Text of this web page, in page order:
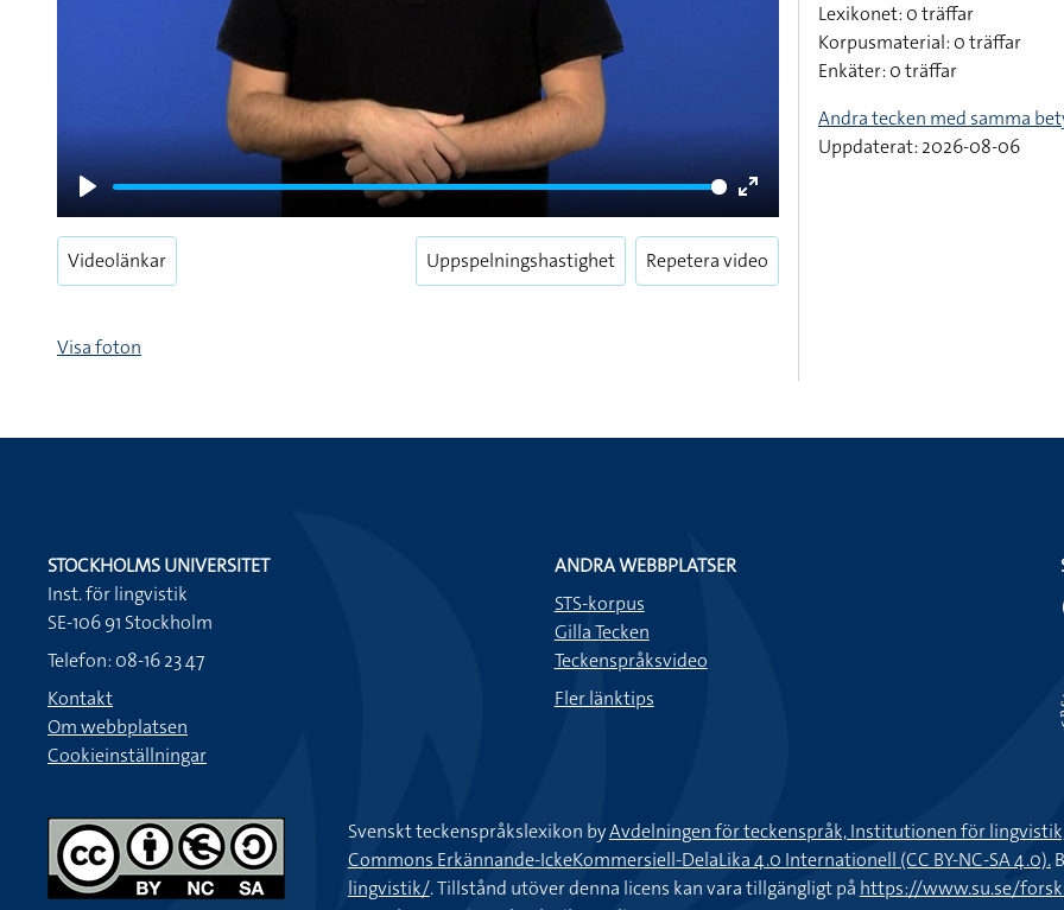
Play
Enter
fullscreen
Videolänkar Uppspelningshastighet Repetera video
Visa foton
Lexikonet: 0 träffar
Korpusmaterial: 0 träffar
Enkäter: 0 träffar
Andra tecken med samma
Uppdaterat: 2026-08-06
STOCKHOLMS UNIVERSITET
Inst. för lingvistik
SE-106 91 Stockholm
Telefon: 08-16 23 47
Kontakt
Om webbplatsen
Cookieinställningar
ANDRA WEBBPLATSER
STS-korpus
Gilla Tecken
Teckenspråksvideo
Fler länktips
Svenskt teckenspråkslexikon byAvdelningen för teckenspråk, Institutionen för
Commons Erkännande-IckeKommersiell-DelaLika 4.0 Internationell (CC BY-NC-SA 4.0).
lingvistik/. Tillstånd utöver denna licens kan vara tillgängligt på https://www.su.se/